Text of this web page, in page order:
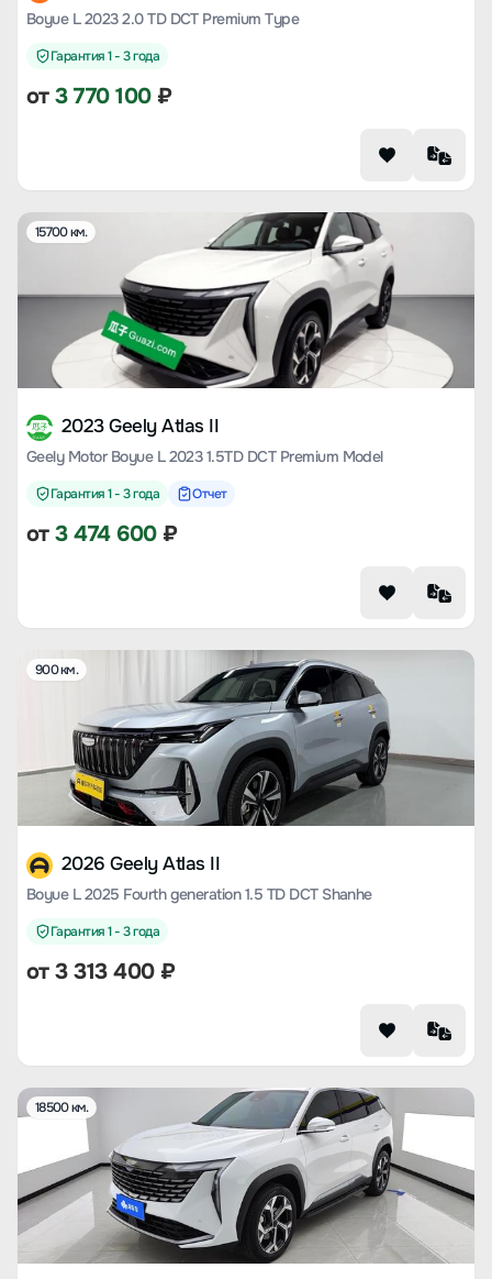
Boyue L 2023 2.0 TD DCT Premium Type
Гарантия 1 - 3 года
от3 770 100₽
15700 км.
2023 Geely Atlas II
Geely Motor Boyue L 2023 1.5TD DCT Premium Model
Гарантия 1 - 3 года Отчет
от3 474 600₽
900 км.
2026 Geely Atlas II
Boyue L 2025 Fourth generation 1.5 TD DCT Shanhe
Гарантия 1 - 3 года
от3 313 400₽
18500 км.